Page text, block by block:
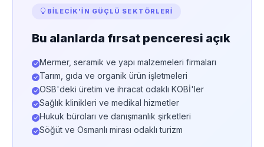
BILECIK'IN GÜÇLÜ SEKTÖRLERI
Bu alanlarda fırsat penceresi açık
Mermer, seramik ve yapı malzemeleri firmaları
Tarım, gıda ve organik ürün işletmeleri
OSB'deki üretim ve ihracat odaklı KOBİ'ler
Sağlık klinikleri ve medikal hizmetler
Hukuk büroları ve danışmanlık şirketleri
Söğüt ve Osmanlı mirası odaklı turizm